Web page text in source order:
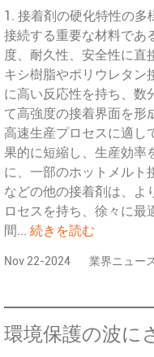
1. 接着剤の硬化特性の多
接続する重要な材料であ
度、耐久性、安全性に直
キシ樹脂やポリウレタン
に高い反応性を持ち、数
て高強度の接着界面を形
高速生産プロセスに適し
果的に短縮し、生産効率
に、一部のホットメルト
などの他の接着剤は、よ
ロセスを持ち、徐々に最
間... 続きを読む
Nov 22-2024 業界ニュー